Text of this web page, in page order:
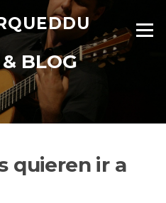
Menu
BLOG
quieren ir a